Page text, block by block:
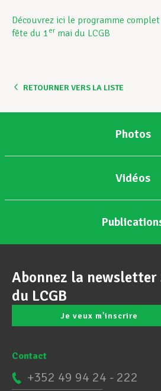
Découvrez ici le programme
fête du 1er mai du LCGB
RETOURNER VERS LA LISTE
Photos
Vidéos
Abonnez la
du LCGB
Je veux m'inscrire
Contact
+352 49 94 24 - 222